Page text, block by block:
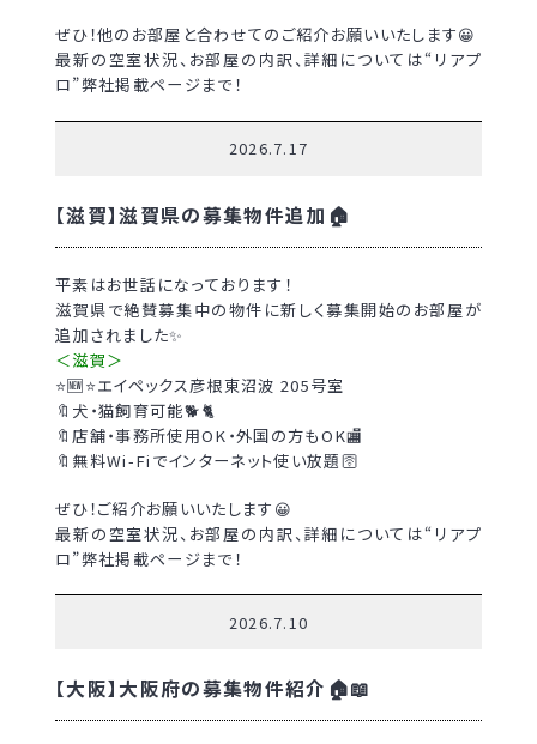
ぜひ！他のお部屋と合わせてのご紹介お願いいたします😀
最新の空室状況、お部屋の内訳、詳細については“リアプ
ロ”弊社掲載ページまで！
2026.7.17
【滋賀】滋賀県の募集物件追加🏠
平素はお世話になっております！
滋賀県で絶賛募集中の物件に新しく募集開始のお部屋が
追加されました✨
＜滋賀＞
⭐🆕⭐エイペックス彦根東沼波 205号室
🔖犬・猫飼育可能🐕🐈
🔖店舗・事務所使用OK・外国の方もOK🏬
🔖無料Wi-Fiでインターネット使い放題🛜
ぜひ！ご紹介お願いいたします😀
最新の空室状況、お部屋の内訳、詳細については“リアプ
ロ”弊社掲載ページまで！
2026.7.10
【大阪】大阪府の募集物件紹介🏠📖